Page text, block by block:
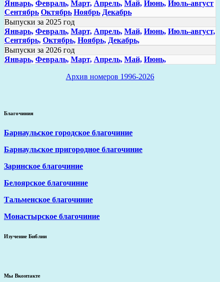
Январь, Февраль, Март, Апрель, Май, Июнь, Июль-август
Сентябрь Октябрь Ноябрь Декабрь
Выпуски за 2025 год
Январь, Февраль, Март, Апрель, Май, Июнь, Июль-август,
Сентябрь, Октябрь, Ноябрь, Декабрь,
Выпуски за 2026 год
Январь, Февраль, Март, Апрель, Май, Июнь,
Архив номеров 1996-2026
Благочиния
Барнаульское городское благочиние
Барнаульское пригородное благочиние
Заринское благочиние
Белоярское благочиние
Тальменское благочиние
Монастырское благочиние
Изучение Библии
Мы Вконтакте